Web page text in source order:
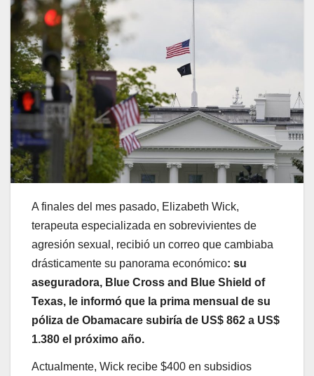
A finales del mes pasado, Elizabeth Wick,
terapeuta especializada en sobrevivientes de
agresión sexual, recibió un correo que cambiaba
drásticamente su panorama económico: su
aseguradora, Blue Cross and Blue Shield of
Texas, le informó que la prima mensual de su
póliza de Obamacare subiría de US$ 862 a US$
1.380 el próximo año.
Actualmente, Wick recibe $400 en subsidios